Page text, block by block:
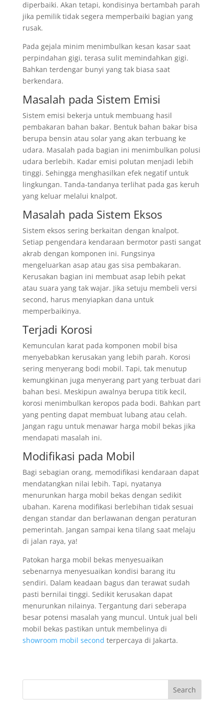
diperbaiki. Akan tetapi, kondisinya bertambah parah
jika pemilik tidak segera memperbaiki bagian yang
rusak.
Pada gejala minim menimbulkan kesan kasar saat
perpindahan gigi, terasa sulit memindahkan gigi.
Bahkan terdengar bunyi yang tak biasa saat
berkendara.
Masalah pada Sistem Emisi
Sistem emisi bekerja untuk membuang hasil
pembakaran bahan bakar. Bentuk bahan bakar bisa
berupa bensin atau solar yang akan terbuang ke
udara. Masalah pada bagian ini menimbulkan polusi
udara berlebih. Kadar emisi polutan menjadi lebih
tinggi. Sehingga menghasilkan efek negatif untuk
lingkungan. Tanda-tandanya terlihat pada gas keruh
yang keluar melalui knalpot.
Masalah pada Sistem Eksos
Sistem eksos sering berkaitan dengan knalpot.
Setiap pengendara kendaraan bermotor pasti sangat
akrab dengan komponen ini. Fungsinya
mengeluarkan asap atau gas sisa pembakaran.
Kerusakan bagian ini membuat asap lebih pekat
atau suara yang tak wajar. Jika setuju membeli versi
second, harus menyiapkan dana untuk
memperbaikinya.
Terjadi Korosi
Kemunculan karat pada komponen mobil bisa
menyebabkan kerusakan yang lebih parah. Korosi
sering menyerang bodi mobil. Tapi, tak menutup
kemungkinan juga menyerang part yang terbuat dari
bahan besi. Meskipun awalnya berupa titik kecil,
korosi menimbulkan keropos pada bodi. Bahkan part
yang penting dapat membuat lubang atau celah.
Jangan ragu untuk menawar harga mobil bekas jika
mendapati masalah ini.
Modifikasi pada Mobil
Bagi sebagian orang, memodifikasi kendaraan dapat
mendatangkan nilai lebih. Tapi, nyatanya
menurunkan harga mobil bekas dengan sedikit
ubahan. Karena modifikasi berlebihan tidak sesuai
dengan standar dan berlawanan dengan peraturan
pemerintah. Jangan sampai kena tilang saat melaju
di jalan raya, ya!
Patokan harga mobil bekas menyesuaikan
sebenarnya menyesuaikan kondisi barang itu
sendiri. Dalam keadaan bagus dan terawat sudah
pasti bernilai tinggi. Sedikit kerusakan dapat
menurunkan nilainya. Tergantung dari seberapa
besar potensi masalah yang muncul. Untuk jual beli
mobil bekas pastikan untuk membelinya di
showroom mobil second terpercaya di Jakarta.
Search